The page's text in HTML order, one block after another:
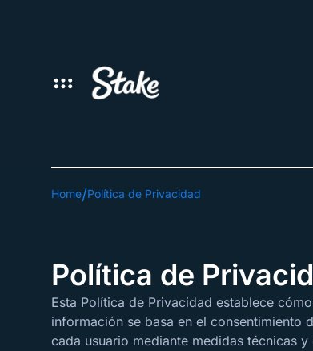
Home Política de Privacidad
Política de
Esta Política de Privacidad establece
información se basa en el
cada usuario mediante medidas técnicas